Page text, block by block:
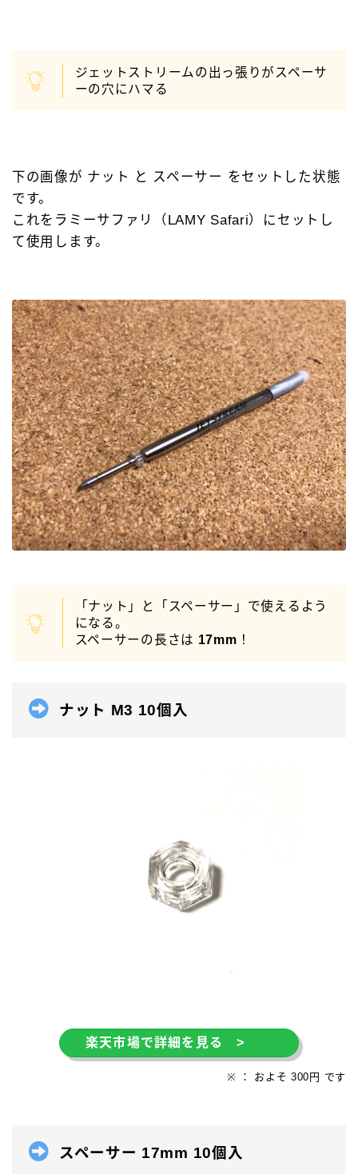
ジェットストリームの出っ張りがスペーサ
ーの穴にハマる
下の画像が ナット と スペーサー をセットした状態
です。
これをラミーサファリ（LAMY Safari）にセットし
て使用します。
「ナット」と「スペーサー」で使えるよう
になる。
スペーサーの長さは 17mm ！
ナット M3 10個入
楽天市場で詳細を見る >
※ ： およそ 300円 です
スペーサー 17mm 10個入